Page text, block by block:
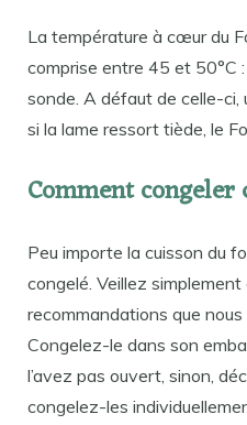
La température à cœur du
comprise entre 45 et 50°C
sonde. A défaut de celle-ci,
si la lame ressort tiède, le
Comment
Peu importe la cuisson du
congelé. Veillez simplement
recommandations que
Congelez-le dans son
l’avez pas ouvert, sinon,
congelez-les